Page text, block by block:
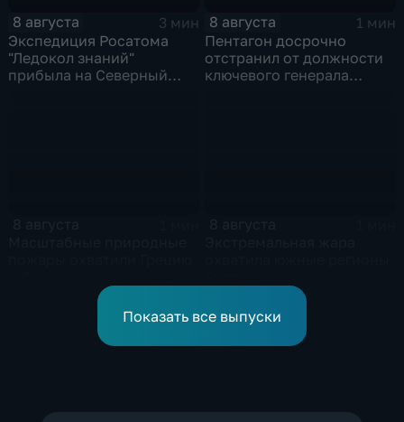
8 августа
3 мин
Экспедиция Росатома
"Ледокол знаний"
прибыла на Северный
8 августа
1 мин
Пентагон досрочно
отстранил от должности
ключевого генерала
европейской засухи
Показать все выпуски